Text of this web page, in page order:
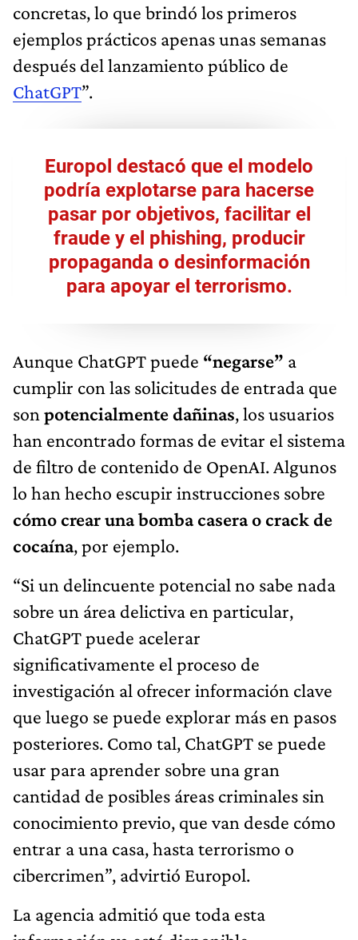
concretas, lo que brindó los primeros
ejemplos prácticos apenas unas semanas
después del lanzamiento público de
ChatGPT”.
Europol destacó que el modelo
podría explotarse para hacerse
pasar por objetivos, facilitar el
fraude y el phishing, producir
propaganda o desinformación
para apoyar el terrorismo.
Aunque ChatGPT puede “negarse” a
cumplir con las solicitudes de entrada que
son potencialmente dañinas, los usuarios
han encontrado formas de evitar el sistema
de filtro de contenido de OpenAI. Algunos
lo han hecho escupir instrucciones sobre
cómo crear una bomba casera o crack de
cocaína, por ejemplo.
“Si un delincuente potencial no sabe nada
sobre un área delictiva en particular,
ChatGPT puede acelerar
significativamente el proceso de
investigación al ofrecer información clave
que luego se puede explorar más en pasos
posteriores. Como tal, ChatGPT se puede
usar para aprender sobre una gran
cantidad de posibles áreas criminales sin
conocimiento previo, que van desde cómo
entrar a una casa, hasta terrorismo o
cibercrimen”, advirtió Europol.
La agencia admitió que toda esta